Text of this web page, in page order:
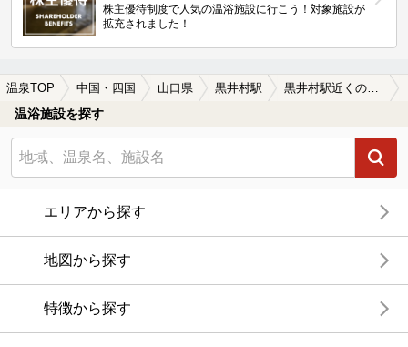
株主優待制度で人気の温浴施設に行こう！対象施設が
拡充されました！
温泉TOP 中国・四国 山口県 黒井村駅
温浴施設を探す
エリアから探す
地図から探す
特徴から探す